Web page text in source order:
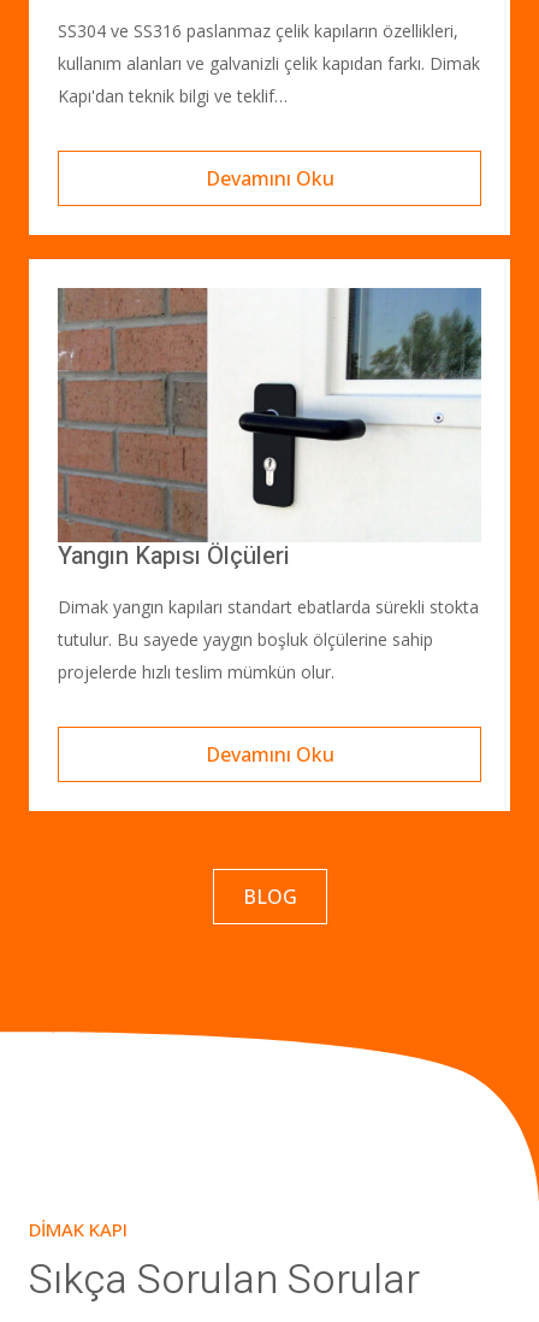
SS304 ve SS316 paslanmaz çelik kapıların özellikleri,
kullanım alanları ve galvanizli çelik kapıdan farkı. Dimak
Kapı'dan teknik bilgi ve teklif…
Devamını Oku
Yangın Kapısı Ölçüleri
Dimak yangın kapıları standart ebatlarda sürekli stokta
tutulur. Bu sayede yaygın boşluk ölçülerine sahip
projelerde hızlı teslim mümkün olur.
Devamını Oku
BLOG
DIMAK KAPI
Sıkça Sorulan Sorular